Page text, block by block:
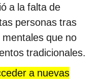
a la falta de
personas tras
que no
tradicionales.
a nuevas